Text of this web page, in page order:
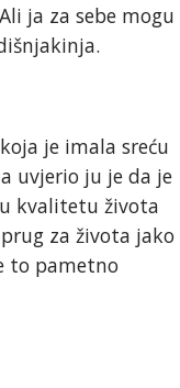
ja za sebe mogu
je imala sreću
uvjerio ju je da je
kvalitetu života
za života jako
to pametno